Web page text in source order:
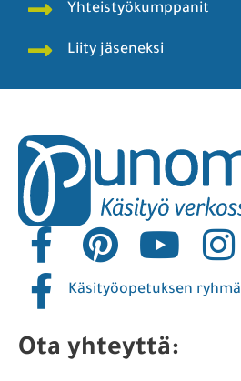
Yhteistyökumppanit
Liity jäseneksi
Käsityöopetuksen ryhmä
Ota yhteyttä: